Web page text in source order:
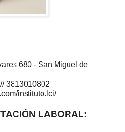
680 - San Miguel de
3813010802
instituto.lci/
LABORAL: